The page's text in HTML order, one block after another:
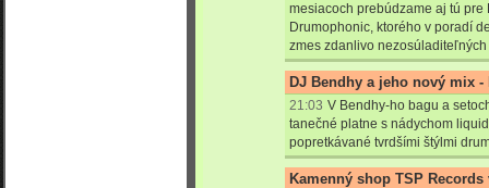
mesiacoch prebúdzame aj tú
Drumophonic, ktorého v poradí
zmes zdanlivo nezosúladiteľných
DJ Bendhy a jeho nový mix -
21:03 V Bendhy-ho bagu a
tanečné platne s nádychom
popretkávané tvrdšími štýlmi
Kamenný shop TSP